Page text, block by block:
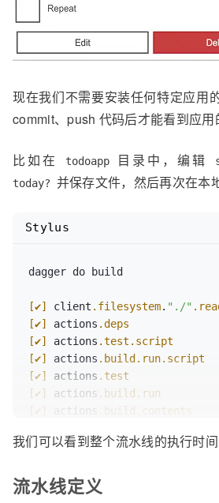
现在我们不需要安装任何特定应用
commit、push 代码后才能看到应
比如在 todoapp 目录中，编辑
today? 并保存文件，然后再次在本
dagger do build
[✔] client .filesystem. "./"
[✔]
actions .deps
[✔]
actions .test .script
[✔]
actions .build .run.script
[✔]
actions .test
[✔]
actions .build .run
[✔]
.build
.contents
Stylus
我们可以看到整个流水线的执行时
流水线定义